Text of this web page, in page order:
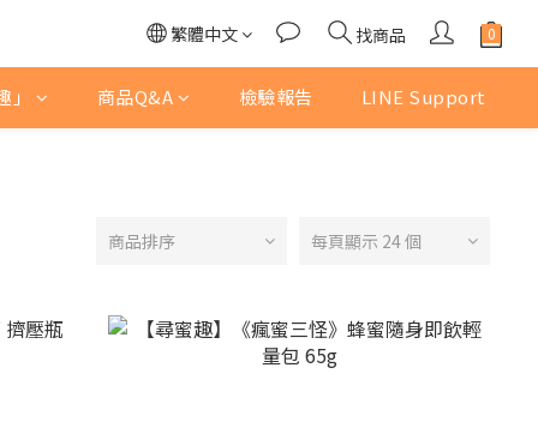
繁體中文 找商品
商品Q&A 檢驗報告 LINE Support
商品排序 每頁顯示 24 個